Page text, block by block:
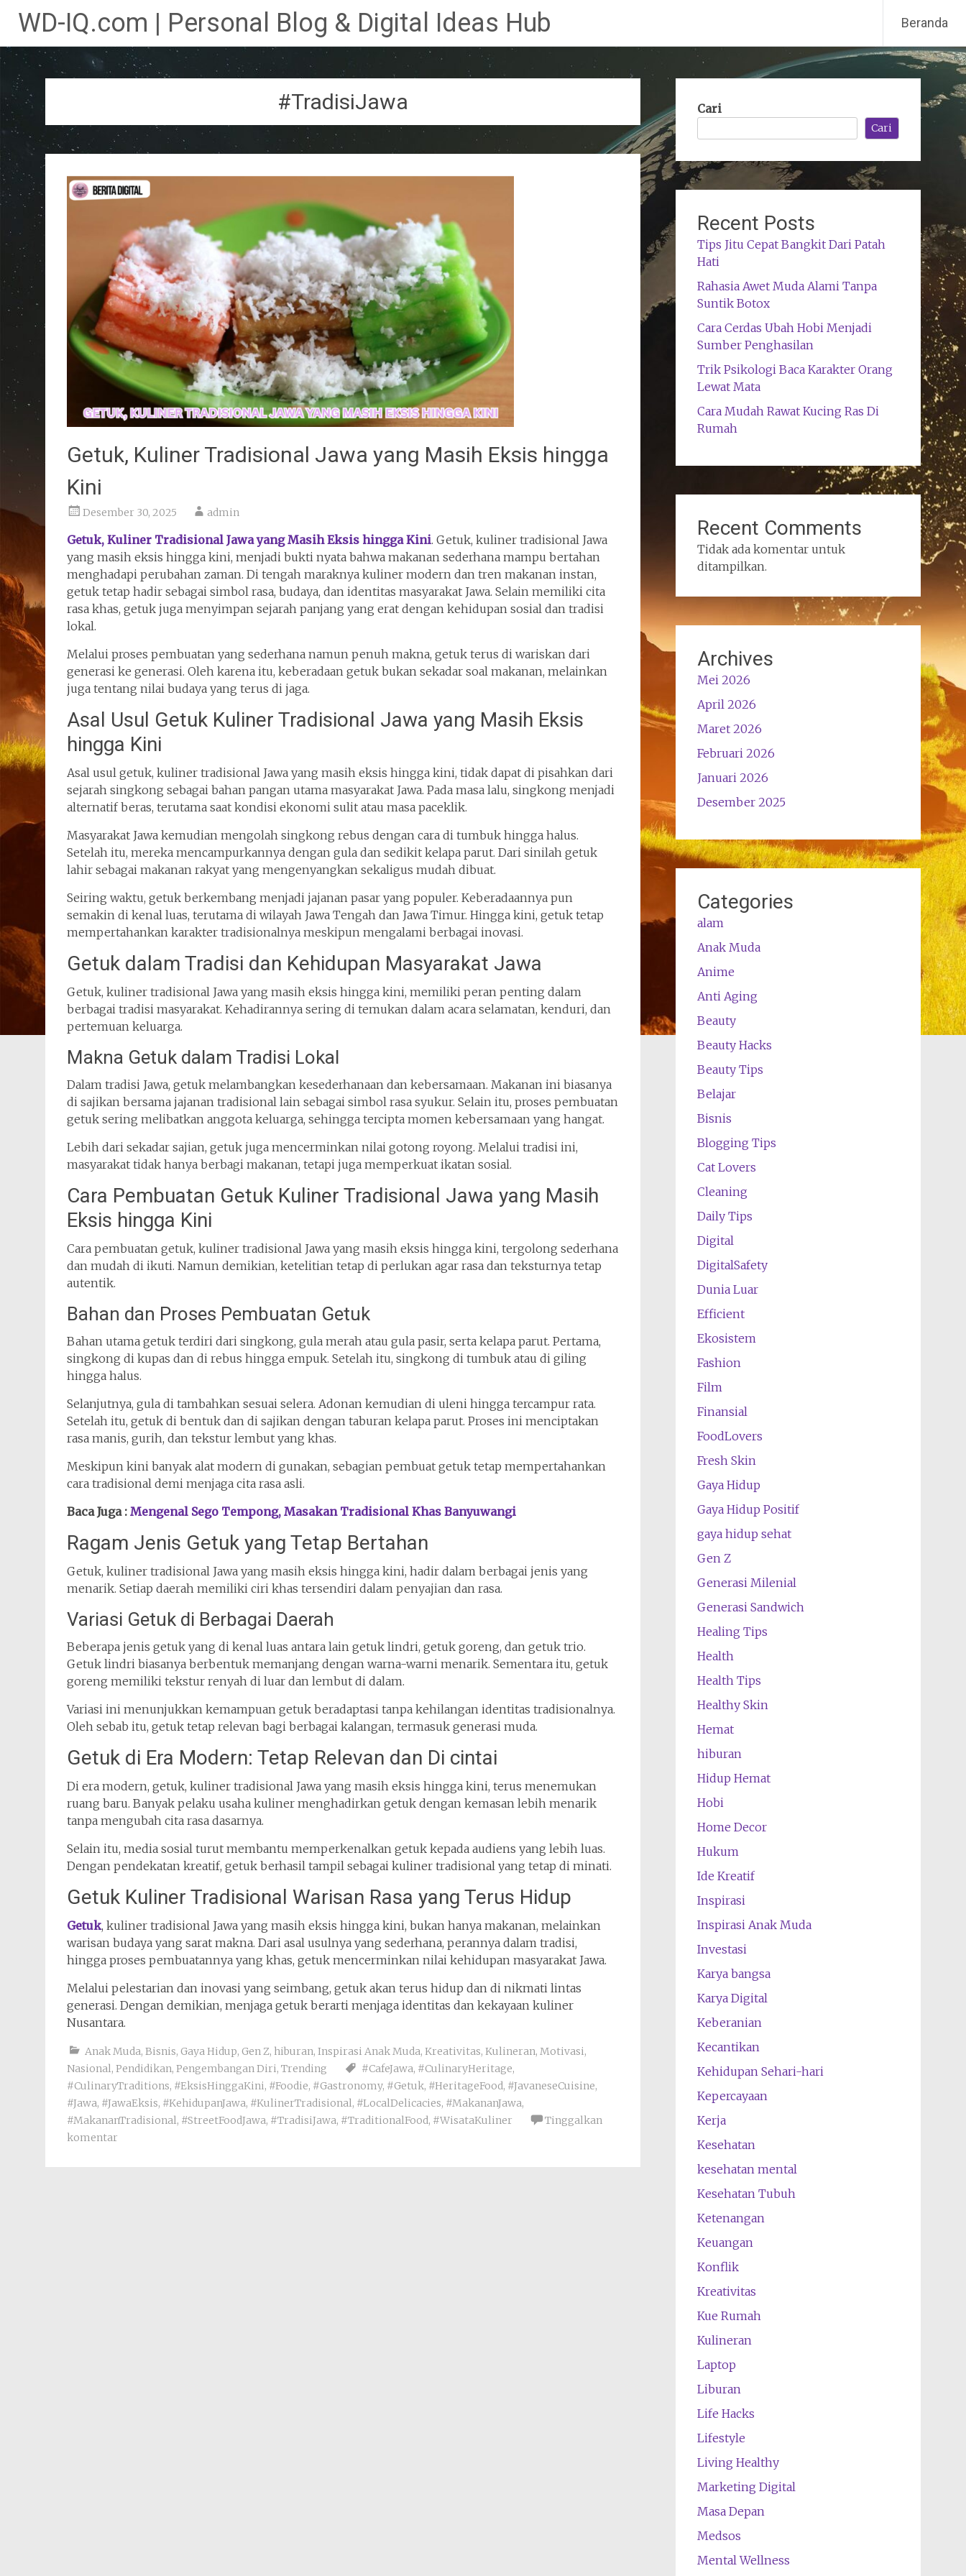
Lompat
konten
WD-IQ.com | Personal Blog & Digital Ideas Hub Beranda
#TradisiJawa
Getuk, Kuliner Tradisional Jawa yang Masih Eksis hingga
Kini
Desember 30, 2025 admin
Getuk, Kuliner Tradisional Jawa yang Masih Eksis hingga Kini. Getuk, kuliner tradisional Jawa
yang masih eksis hingga kini, menjadi bukti nyata bahwa makanan sederhana mampu bertahan
menghadapi perubahan zaman. Di tengah maraknya kuliner modern dan tren makanan instan,
getuk tetap hadir sebagai simbol rasa, budaya, dan identitas masyarakat Jawa. Selain memiliki cita
rasa khas, getuk juga menyimpan sejarah panjang yang erat dengan kehidupan sosial dan tradisi
lokal.
Melalui proses pembuatan yang sederhana namun penuh makna, getuk terus di wariskan dari
generasi ke generasi. Oleh karena itu, keberadaan getuk bukan sekadar soal makanan, melainkan
juga tentang nilai budaya yang terus di jaga.
Asal Usul Getuk Kuliner Tradisional Jawa yang Masih Eksis
hingga Kini
Asal usul getuk, kuliner tradisional Jawa yang masih eksis hingga kini, tidak dapat di pisahkan dari
sejarah singkong sebagai bahan pangan utama masyarakat Jawa. Pada masa lalu, singkong menjadi
alternatif beras, terutama saat kondisi ekonomi sulit atau masa paceklik.
Masyarakat Jawa kemudian mengolah singkong rebus dengan cara di tumbuk hingga halus.
Setelah itu, mereka mencampurkannya dengan gula dan sedikit kelapa parut. Dari sinilah getuk
lahir sebagai makanan rakyat yang mengenyangkan sekaligus mudah dibuat.
Seiring waktu, getuk berkembang menjadi jajanan pasar yang populer. Keberadaannya pun
semakin di kenal luas, terutama di wilayah Jawa Tengah dan Jawa Timur. Hingga kini, getuk tetap
mempertahankan karakter tradisionalnya meskipun mengalami berbagai inovasi.
Getuk dalam Tradisi dan Kehidupan Masyarakat Jawa
Getuk, kuliner tradisional Jawa yang masih eksis hingga kini, memiliki peran penting dalam
berbagai tradisi masyarakat. Kehadirannya sering di temukan dalam acara selamatan, kenduri, dan
pertemuan keluarga.
Makna Getuk dalam Tradisi Lokal
Dalam tradisi Jawa, getuk melambangkan kesederhanaan dan kebersamaan. Makanan ini biasanya
di sajikan bersama jajanan tradisional lain sebagai simbol rasa syukur. Selain itu, proses pembuatan
getuk sering melibatkan anggota keluarga, sehingga tercipta momen kebersamaan yang hangat.
Lebih dari sekadar sajian, getuk juga mencerminkan nilai gotong royong. Melalui tradisi ini,
masyarakat tidak hanya berbagi makanan, tetapi juga memperkuat ikatan sosial.
Cara Pembuatan Getuk Kuliner Tradisional Jawa yang Masih
Eksis hingga Kini
Cara pembuatan getuk, kuliner tradisional Jawa yang masih eksis hingga kini, tergolong sederhana
dan mudah di ikuti. Namun demikian, ketelitian tetap di perlukan agar rasa dan teksturnya tetap
autentik.
Bahan dan Proses Pembuatan Getuk
Bahan utama getuk terdiri dari singkong, gula merah atau gula pasir, serta kelapa parut. Pertama,
singkong di kupas dan di rebus hingga empuk. Setelah itu, singkong di tumbuk atau di giling
hingga halus.
Selanjutnya, gula di tambahkan sesuai selera. Adonan kemudian di uleni hingga tercampur rata.
Setelah itu, getuk di bentuk dan di sajikan dengan taburan kelapa parut. Proses ini menciptakan
rasa manis, gurih, dan tekstur lembut yang khas.
Meskipun kini banyak alat modern di gunakan, sebagian pembuat getuk tetap mempertahankan
cara tradisional demi menjaga cita rasa asli.
Baca Juga : Mengenal Sego Tempong, Masakan Tradisional Khas Banyuwangi
Ragam Jenis Getuk yang Tetap Bertahan
Getuk, kuliner tradisional Jawa yang masih eksis hingga kini, hadir dalam berbagai jenis yang
menarik. Setiap daerah memiliki ciri khas tersendiri dalam penyajian dan rasa.
Variasi Getuk di Berbagai Daerah
Beberapa jenis getuk yang di kenal luas antara lain getuk lindri, getuk goreng, dan getuk trio.
Getuk lindri biasanya berbentuk memanjang dengan warna-warni menarik. Sementara itu, getuk
goreng memiliki tekstur renyah di luar dan lembut di dalam.
Variasi ini menunjukkan kemampuan getuk beradaptasi tanpa kehilangan identitas tradisionalnya.
Oleh sebab itu, getuk tetap relevan bagi berbagai kalangan, termasuk generasi muda.
Getuk di Era Modern: Tetap Relevan dan Di cintai
Di era modern, getuk, kuliner tradisional Jawa yang masih eksis hingga kini, terus menemukan
ruang baru. Banyak pelaku usaha kuliner menghadirkan getuk dengan kemasan lebih menarik
tanpa mengubah cita rasa dasarnya.
Selain itu, media sosial turut membantu memperkenalkan getuk kepada audiens yang lebih luas.
Dengan pendekatan kreatif, getuk berhasil tampil sebagai kuliner tradisional yang tetap di minati.
Getuk Kuliner Tradisional Warisan Rasa yang Terus Hidup
Getuk, kuliner tradisional Jawa yang masih eksis hingga kini, bukan hanya makanan, melainkan
warisan budaya yang sarat makna. Dari asal usulnya yang sederhana, perannya dalam tradisi,
hingga proses pembuatannya yang khas, getuk mencerminkan nilai kehidupan masyarakat Jawa.
Melalui pelestarian dan inovasi yang seimbang, getuk akan terus hidup dan di nikmati lintas
generasi. Dengan demikian, menjaga getuk berarti menjaga identitas dan kekayaan kuliner
Nusantara.
Anak Muda, Bisnis, Gaya Hidup, Gen Z, hiburan, Inspirasi Anak Muda, Kreativitas, Kulineran, Motivasi,
Nasional, Pendidikan, Pengembangan Diri, Trending #CafeJawa, #CulinaryHeritage,
#CulinaryTraditions, #EksisHinggaKini, #Foodie, #Gastronomy, #Getuk, #HeritageFood, #JavaneseCuisine,
#Jawa, #JawaEksis, #KehidupanJawa, #KulinerTradisional, #LocalDelicacies, #MakananJawa,
#MakananTradisional, #StreetFoodJawa, #TradisiJawa, #TraditionalFood, #WisataKuliner
Tinggalkan
komentar
Cari
Cari
Recent Posts
Tips Jitu Cepat Bangkit Dari Patah
Hati
Rahasia Awet Muda Alami Tanpa
Suntik Botox
Cara Cerdas Ubah Hobi Menjadi
Sumber Penghasilan
Trik Psikologi Baca Karakter Orang
Lewat Mata
Cara Mudah Rawat Kucing Ras Di
Rumah
Recent Comments
Tidak ada komentar untuk
ditampilkan.
Archives
Mei 2026
April 2026
Maret 2026
Februari 2026
Januari 2026
Desember 2025
Categories
alam
Anak Muda
Anime
Anti Aging
Beauty
Beauty Hacks
Beauty Tips
Belajar
Bisnis
Blogging Tips
Cat Lovers
Cleaning
Daily Tips
Digital
DigitalSafety
Dunia Luar
Efficient
Ekosistem
Fashion
Film
Finansial
FoodLovers
Fresh Skin
Gaya Hidup
Gaya Hidup Positif
gaya hidup sehat
Gen Z
Generasi Milenial
Generasi Sandwich
Healing Tips
Health
Health Tips
Healthy Skin
Hemat
hiburan
Hidup Hemat
Hobi
Home Decor
Hukum
Ide Kreatif
Inspirasi
Inspirasi Anak Muda
Investasi
Karya bangsa
Karya Digital
Keberanian
Kecantikan
Kehidupan Sehari-hari
Kepercayaan
Kerja
Kesehatan
kesehatan mental
Kesehatan Tubuh
Ketenangan
Keuangan
Konflik
Kreativitas
Kue Rumah
Kulineran
Laptop
Liburan
Life Hacks
Lifestyle
Living Healthy
Marketing Digital
Masa Depan
Medsos
Mental Wellness